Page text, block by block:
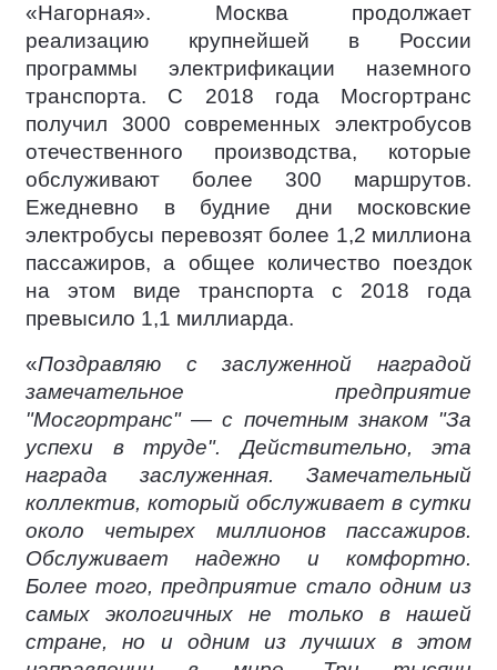
«Нагорная». Москва продолжает
реализацию крупнейшей в России
программы электрификации наземного
транспорта. С 2018 года Мосгортранс
получил 3000 современных электробусов
отечественного производства, которые
обслуживают более 300 маршрутов.
Ежедневно в будние дни московские
электробусы перевозят более 1,2 миллиона
пассажиров, а общее количество поездок
на этом виде транспорта с 2018 года
превысило 1,1 миллиарда.
«Поздравляю с заслуженной наградой
замечательное предприятие
"Мосгортранс" — с почетным знаком "За
успехи в труде". Действительно, эта
награда заслуженная. Замечательный
коллектив, который обслуживает в сутки
около четырех миллионов пассажиров.
Обслуживает надежно и комфортно.
Более того, предприятие стало одним из
самых экологичных не только в нашей
стране, но и одним из лучших в этом